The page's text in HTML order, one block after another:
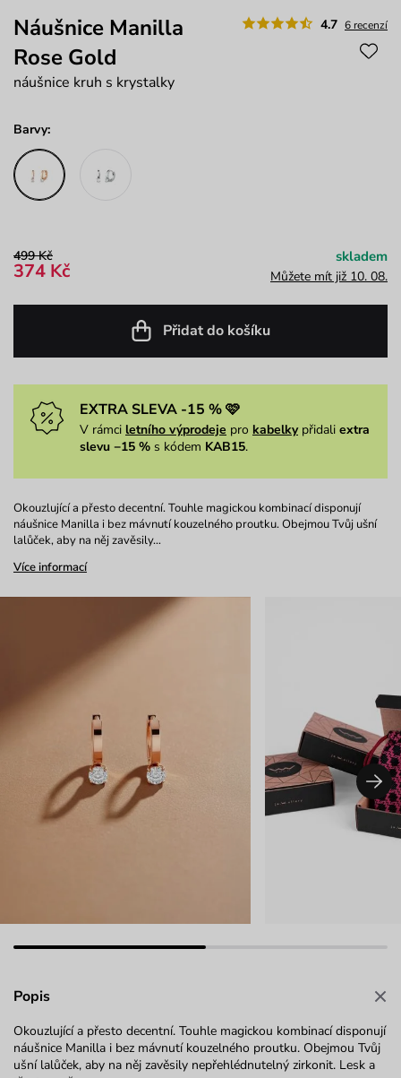
4.7 6 recenzí
Náušnice Manilla
Rose Gold
náušnice kruh s krystalky
Barvy:
499 Kč
374 Kč
skladem
Můžete mít již 10. 08.
Přidat do košíku
EXTRA SLEVA -15 % 🩷
V rámci letního výprodeje pro kabelkypřidali extra
slevu −15 % s kódem KAB15.
Okouzlující a přesto decentní. Touhle magickou kombinací disponují
náušnice Manilla i bez mávnutí kouzelného proutku. Obejmou Tvůj ušní
lalůček, aby na něj zavěsily…
Více informací
Popis
Okouzlující a přesto decentní. Touhle magickou kombinací disponují
náušnice Manilla i bez mávnutí kouzelného proutku. Obejmou Tvůj
ušní lalůček, aby na něj zavěsily nepřehlédnutelný zirkonit. Lesk a